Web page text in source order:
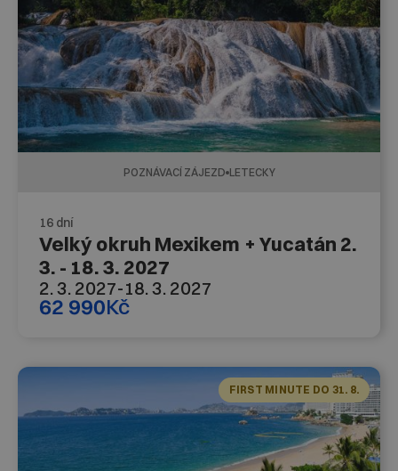
POZNÁVACÍ ZÁJEZD LETECKY
16 dní
Velký okruh Mexikem + Yucatán 2.
3. - 18. 3. 2027
2. 3. 2027-18. 3. 2027
62 990Kč
FIRST MINUTE DO 31. 8.